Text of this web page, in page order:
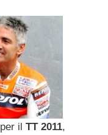
per il TT 2011,